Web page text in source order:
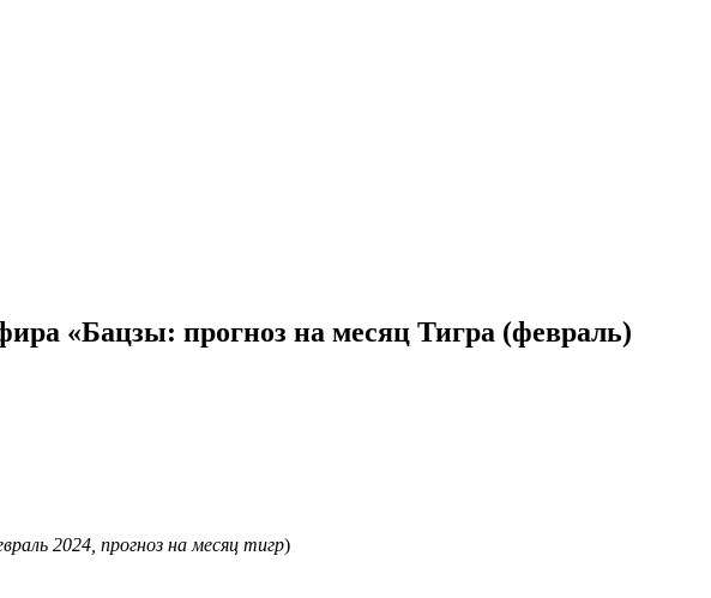
«Бацзы: прогноз на месяц Тигра (февраль)
2024, прогноз на месяц тигр)